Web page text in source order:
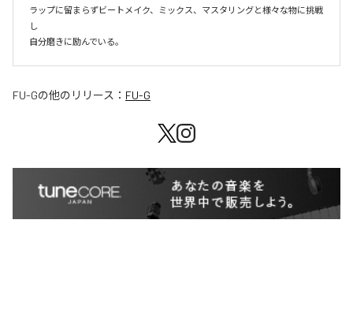
ラップに留まらずビートメイク、ミックス、マスタリングと様々な物に挑戦
し
自分磨きに励んでいる。
FU-Gの他のリリース： FU-G